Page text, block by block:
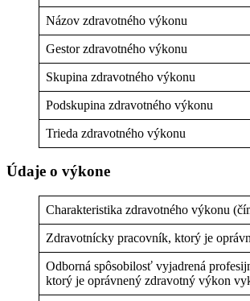
Názov zdravotného výkonu
Gestor zdravotného výkonu
Skupina zdravotného výkonu
Podskupina zdravotného výkonu
Trieda zdravotného výkonu
Údaje o výkone
Charakteristika zdravotného výkonu
Zdravotnícky pracovník, ktorý je
Odborná spôsobilosť vyjadrená
ktorý je oprávnený zdravotný výkon